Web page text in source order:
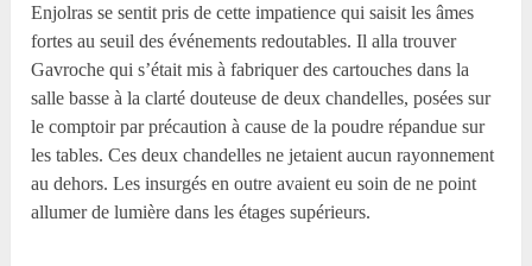
Enjolras se sentit pris de cette impatience qui saisit les âmes
fortes au seuil des événements redoutables. Il alla trouver
Gavroche qui s’était mis à fabriquer des cartouches dans la
salle basse à la clarté douteuse de deux chandelles, posées sur
le comptoir par précaution à cause de la poudre répandue sur
les tables. Ces deux chandelles ne jetaient aucun rayonnement
au dehors. Les insurgés en outre avaient eu soin de ne point
allumer de lumière dans les étages supérieurs.